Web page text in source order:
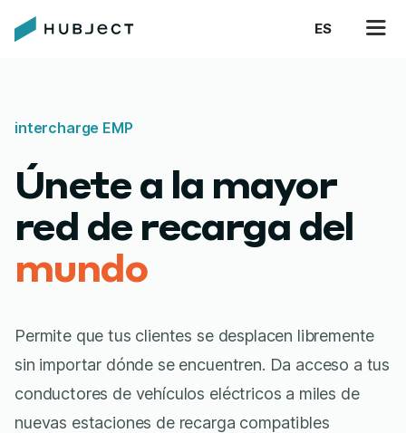
ES
intercharge EMP
Únete a la mayor
red de recarga del
mundo
Permite que tus clientes se desplacen libremente
sin importar dónde se encuentren. Da acceso a tus
conductores de vehículos eléctricos a miles de
nuevas estaciones de recarga compatibles